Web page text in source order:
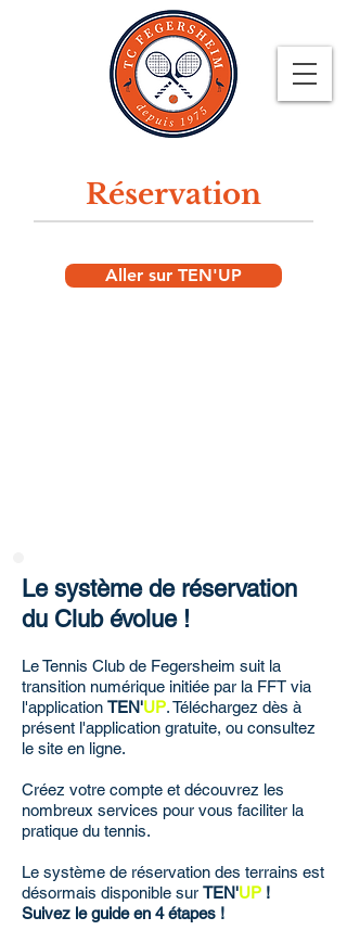
Réservation
Aller sur TEN'UP
Le système de réservation
du Club évolue !
Le Tennis Club de Fegersheim suit la
transition numérique initiée par la FFT via
l'application TEN'UP. Téléchargez dès à
présent l'application gratuite, ou consultez
le site en ligne.
Créez votre compte et découvrez les
nombreux services pour vous faciliter la
pratique du tennis.
Le système de réservation des terrains est
désormais disponible sur TEN'UP !
Suivez le guide en 4 étapes !